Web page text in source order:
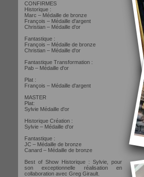
CONFIRMES
Historique :
Marc – Médaille de bronze
François – Médaille d'argent
Christian – Médaille d'or
Fantastique :
François – Médaille de bronze
Christian – Médaille d'or
Fantastique Transformation :
Pab – Médaille d'or
Plat :
François – Médaille d'argent
MASTER
Plat:
Sylvie Médaille d'or
Historique Création :
Sylvie – Médaille d'or
Fantastique :
JC – Médaille de bronze
Canard – Médaille de bronze
Best of Show Historique : Sylvie, pour
son exceptionnelle réalisation en
collaboration avec Greg Girault.